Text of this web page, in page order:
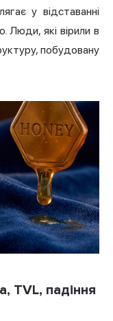
у відставанні
Люди, які вірили в
побудовану
TVL, падіння